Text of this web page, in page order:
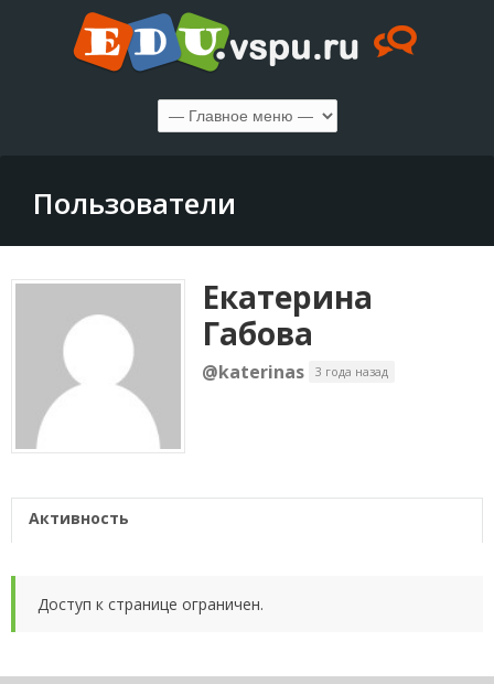
Пользователи
Екатерина
Габова
@katerinas 3 года назад
Активность
Доступ к странице ограничен.